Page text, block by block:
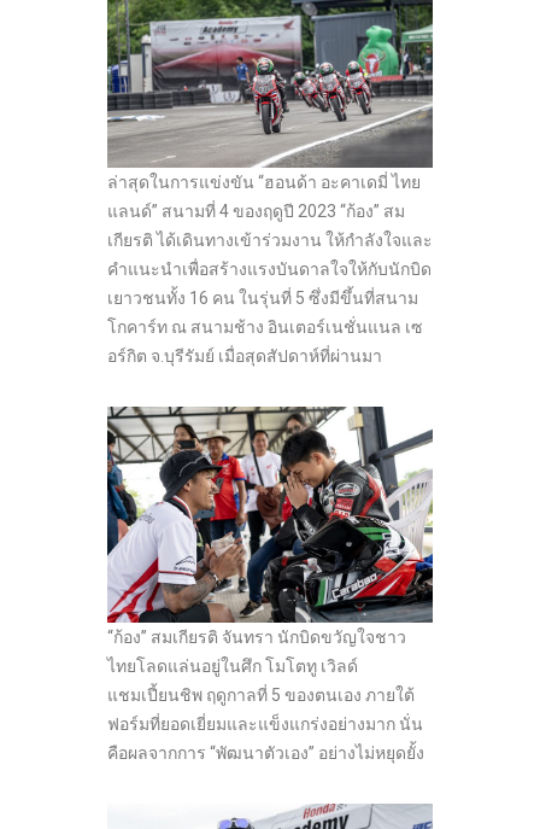
ล่าสุดในการแข่งขัน “ฮอนด้า อะคาเดมี่ ไทย
แลนด์” สนามที่ 4 ของฤดูปี 2023 “ก้อง” สม
เกียรติ ได้เดินทางเข้าร่วมงาน ให้กำลังใจและ
คำแนะนำเพื่อสร้างแรงบันดาลใจให้กับนักบิด
เยาวชนทั้ง 16 คน ในรุ่นที่ 5 ซึ่งมีขึ้นที่สนาม
โกคาร์ท ณ สนามช้าง อินเตอร์เนชั่นแนล เซ
อร์กิต จ.บุรีรัมย์ เมื่อสุดสัปดาห์ที่ผ่านมา
“ก้อง” สมเกียรติ จันทรา นักบิดขวัญใจชาว
ไทยโลดแล่นอยู่ในศึก โมโตทู เวิลด์
แชมเปี้ยนชิพ ฤดูกาลที่ 5 ของตนเอง ภายใต้
ฟอร์มที่ยอดเยี่ยมและแข็งแกร่งอย่างมาก นั่น
คือผลจากการ “พัฒนาตัวเอง” อย่างไม่หยุดยั้ง